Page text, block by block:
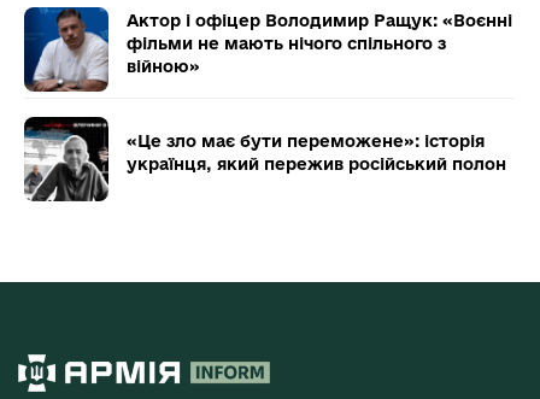
Актор і офіцер Володимир Ращук: «Воєнні
фільми не мають нічого спільного з
війною»
«Це зло має бути переможене»: історія
українця, який пережив російський полон